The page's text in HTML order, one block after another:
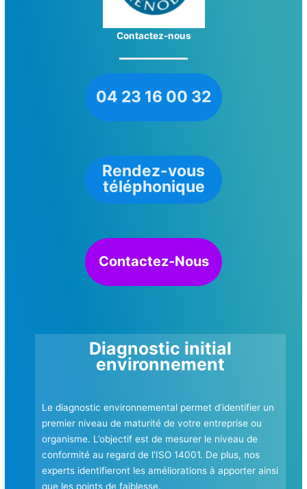
Contactez-nous
04 23 16 00 32
Rendez-vous
téléphonique
Contactez-Nous
Diagnostic initial
environnement
Le diagnostic environnemental permet d’identifier un
premier niveau de maturité de votre entreprise ou
organisme. L’objectif est de mesurer le niveau de
conformité au regard de l’ISO 14001. De plus, nos
experts identifieront les améliorations à apporter ainsi
que les points de faiblesse.